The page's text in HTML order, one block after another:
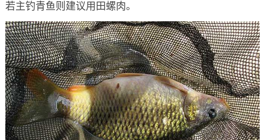
若主钓青鱼则建议用田螺肉。